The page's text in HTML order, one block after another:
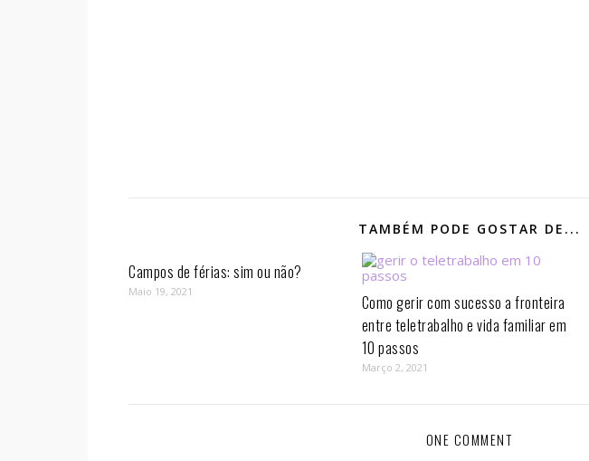
TAMBÉM PODE GOSTAR DE...
Campos de férias: sim ou não?
Maio 19, 2021
Como gerir com sucesso a fronteira
entre teletrabalho e vida familiar em
10 passos⁣
Março 2, 2021
ONE COMMENT